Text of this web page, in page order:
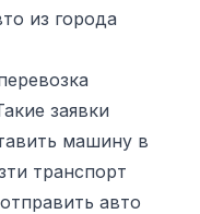
из города
заявки
машину в
транспорт
авто